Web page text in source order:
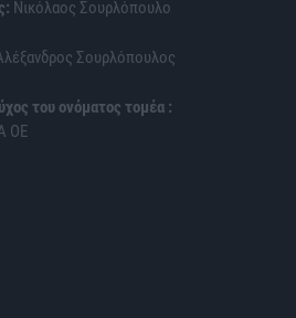
Νικόλαος Σουρλόπουλο
Σουρλόπουλος
του ονόματος τομέα :
ΟΕ